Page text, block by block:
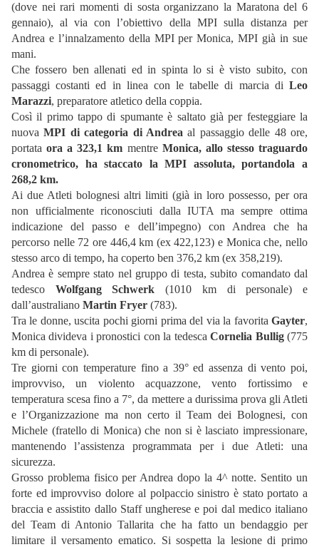
(dove nei rari momenti di sosta organizzano la Maratona del 6
gennaio), al via con l’obiettivo della MPI sulla distanza per
Andrea e l’innalzamento della MPI per Monica, MPI già in sue
mani.
Che fossero ben allenati ed in spinta lo si è visto subito, con
passaggi costanti ed in linea con le tabelle di marcia di Leo
Marazzi, preparatore atletico della coppia.
Così il primo tappo di spumante è saltato già per festeggiare la
nuovaMPI di categoria di Andrea al passaggio delle 48 ore,
portataora a 323,1 km mentre Monica, allo stesso traguardo
cronometrico, ha staccato la MPI assoluta, portandola a
268,2 km.
Ai due Atleti bolognesi altri limiti (già in loro possesso, per ora
non ufficialmente riconosciuti dalla IUTA ma sempre ottima
indicazione del passo e dell’impegno) con Andrea che ha
percorso nelle 72 ore 446,4 km (ex 422,123) e Monica che, nello
stesso arco di tempo, ha coperto ben 376,2 km (ex 358,219).
Andrea è sempre stato nel gruppo di testa, subito comandato dal
tedesco Wolfgang Schwerk (1010 km di personale) e
dall’australiano Martin Fryer (783).
Tra le donne, uscita pochi giorni prima del via la favorita Gayter,
Monica divideva i pronostici con la tedescaCornelia Bullig(775
km di personale).
Tre giorni con temperature fino a 39° ed assenza di vento poi,
improvviso, un violento acquazzone, vento fortissimo e
temperatura scesa fino a 7°, da mettere a durissima prova gli Atleti
e l’Organizzazione ma non certo il Team dei Bolognesi, con
Michele (fratello di Monica) che non si è lasciato impressionare,
mantenendo l’assistenza programmata per i due Atleti: una
sicurezza.
Grosso problema fisico per Andrea dopo la 4^ notte. Sentito un
forte ed improvviso dolore al polpaccio sinistro è stato portato a
braccia e assistito dallo Staff ungherese e poi dal medico italiano
del Team di Antonio Tallarita che ha fatto un bendaggio per
limitare il versamento ematico. Si sospetta la lesione di primo